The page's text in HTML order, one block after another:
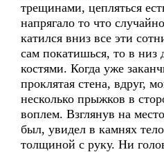
трещинами, цепляться
напрягало то что
катился вниз все эти
сам покатишься, то в низ
костями. Когда уже
проклятая стена, вдруг,
несколько прыжков в
воплем. Взглянув на
был, увидел в камнях
толщиной с руку. Ни